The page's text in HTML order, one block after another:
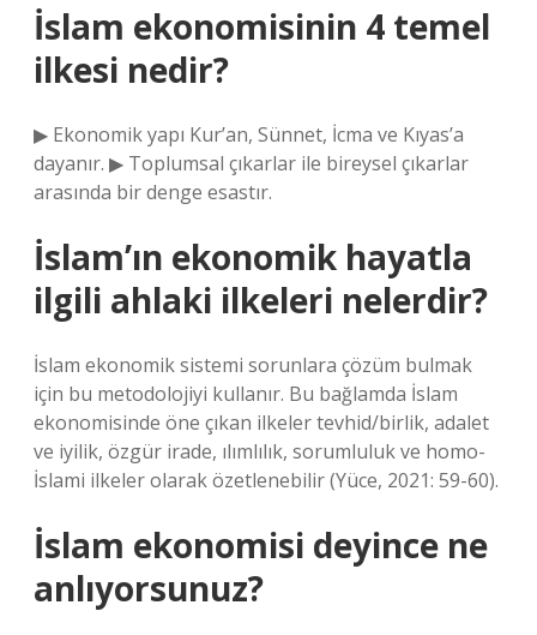
İslam ekonomisinin 4 temel
ilkesi nedir?
▶ Ekonomik yapı Kur’an, Sünnet, İcma ve Kıyas’a
dayanır. ▶ Toplumsal çıkarlar ile bireysel çıkarlar
arasında bir denge esastır.
İslam’ın ekonomik hayatla
ilgili ahlaki ilkeleri nelerdir?
İslam ekonomik sistemi sorunlara çözüm bulmak
için bu metodolojiyi kullanır. Bu bağlamda İslam
ekonomisinde öne çıkan ilkeler tevhid/birlik, adalet
ve iyilik, özgür irade, ılımlılık, sorumluluk ve homo-
İslami ilkeler olarak özetlenebilir (Yüce, 2021: 59-60).
İslam ekonomisi deyince ne
anlıyorsunuz?